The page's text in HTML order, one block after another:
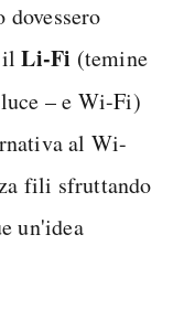
ilLi-Fi (temine
– e Wi-Fi)
al Wi-
fili sfruttando
un'idea